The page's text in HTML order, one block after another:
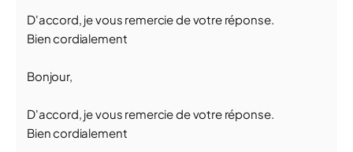
D'accord, je vous remercie de votre réponse.
Bien cordialement
Bonjour,
D'accord, je vous remercie de votre réponse.
Bien cordialement